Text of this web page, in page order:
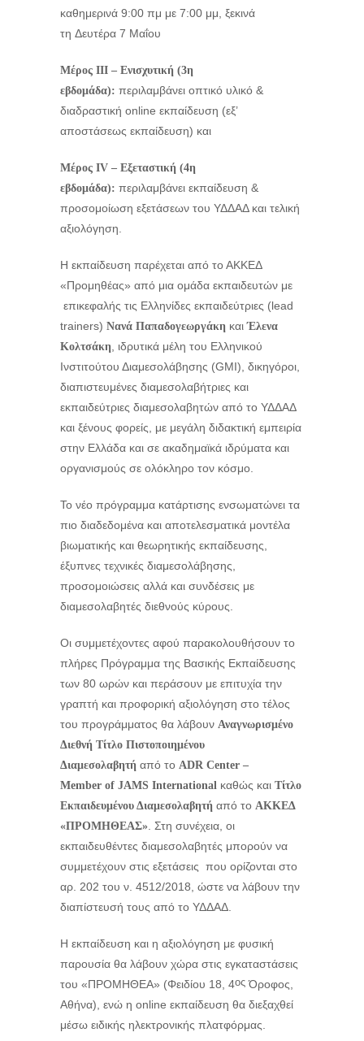
καθημερινά 9:00 πμ με 7:00 μμ, ξεκινά
τη Δευτέρα 7 Μαΐου
Μέρος ΙΙΙ – Ενισχυτική (3η
εβδομάδα): περιλαμβάνει οπτικό υλικό &
διαδραστική online εκπαίδευση (εξ’
αποστάσεως εκπαίδευση) και
Μέρος IV – Εξεταστική (4η
εβδομάδα): περιλαμβάνει εκπαίδευση &
προσομοίωση εξετάσεων του ΥΔΔΑΔ και τελική
αξιολόγηση.
Η εκπαίδευση παρέχεται από το ΑΚΚΕΔ
«Προμηθέας» από μια ομάδα εκπαιδευτών με
επικεφαλής τις Ελληνίδες εκπαιδεύτριες (lead
trainers) Νανά Παπαδογεωργάκη και Έλενα
Κολτσάκη , ιδρυτικά μέλη του Ελληνικού
Ινστιτούτου Διαμεσολάβησης (GMI), δικηγόροι,
διαπιστευμένες διαμεσολαβήτριες και
εκπαιδεύτριες διαμεσολαβητών από το ΥΔΔΑΔ
και ξένους φορείς, με μεγάλη διδακτική εμπειρία
στην Ελλάδα και σε ακαδημαϊκά ιδρύματα και
οργανισμούς σε ολόκληρο τον κόσμο.
Το νέο πρόγραμμα κατάρτισης ενσωματώνει τα
πιο διαδεδομένα και αποτελεσματικά μοντέλα
βιωματικής και θεωρητικής εκπαίδευσης,
έξυπνες τεχνικές διαμεσολάβησης,
προσομοιώσεις αλλά και συνδέσεις με
διαμεσολαβητές διεθνούς κύρους.
Οι συμμετέχοντες αφού παρακολουθήσουν το
πλήρες Πρόγραμμα της Βασικής Εκπαίδευσης
των 80 ωρών και περάσουν με επιτυχία την
γραπτή και προφορική αξιολόγηση στο τέλος
του προγράμματος θα λάβουν Αναγνωρισμένο
Διεθνή Τίτλο Πιστοποιημένου
Διαμεσολαβητή από το ADR Center –
Member of JAMS International καθώς και Τίτλο
Εκπαιδευμένου Διαμεσολαβητή από το ΑΚΚΕΔ
«ΠΡΟΜΗΘΕΑΣ» . Στη συνέχεια, οι
εκπαιδευθέντες διαμεσολαβητές μπορούν να
συμμετέχουν στις εξετάσεις που ορίζονται στο
αρ. 202 του ν. 4512/2018, ώστε να λάβουν την
διαπίστευσή τους από το ΥΔΔΑΔ.
Η εκπαίδευση και η αξιολόγηση με φυσική
παρουσία θα λάβουν χώρα στις εγκαταστάσεις
του «ΠΡΟΜΗΘΕΑ» (Φειδίου 18, 4ος Όροφος,
Αθήνα), ενώ η online εκπαίδευση θα διεξαχθεί
μέσω ειδικής ηλεκτρονικής πλατφόρμας.